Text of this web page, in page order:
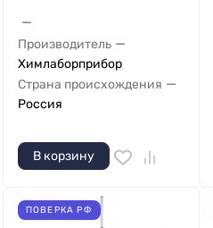
—
Производитель —
Химлаборприбор
Страна происхождения —
Россия
В корзину
ПОВЕРКА РФ